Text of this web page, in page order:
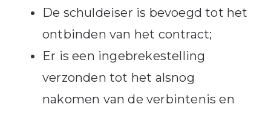
De schuldeiser is bevoegd tot het
ontbinden van het contract;
Er is een ingebrekestelling
verzonden tot het alsnog
nakomen van de verbintenis en